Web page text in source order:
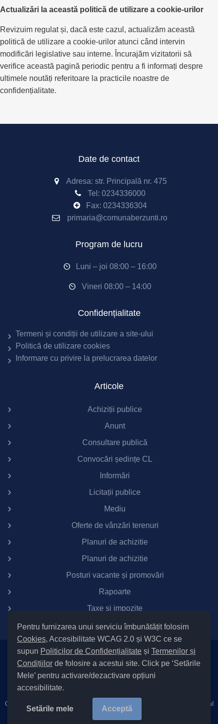
Pentru furnizarea unui serviciu îmbunătățit folosim
Cookies, Accesibilitate WCAG 2.0 și W3C ce se
supun Politicilor de Confidențialitate și Termenilor și
Condițiilor de folosire a acestui site. Click pe ‘Setările
Mele’ pentru activare/dezactivare opțiuni
accesibilitate.
Setările mele Acceptă
Actualizări la această politică de utilizare a cookie-urilor
Revizuim regulat și, dacă este cazul, actualizăm această
politică de utilizare a cookie-urilor atunci când intervin
modificări legislative sau interne. Încurajăm vizitatorii să
verifice această pagină periodic pentru a fi informați despre
ultimele noutăți referitoare la practicile noastre de
confidențialitate.
Date de contact
Adresa: str. Principală nr. 475
Tel: 0234336000
Fax: 0234336304
primaria@comunaberzunti.ro
Program de lucru
Luni – joi 08:00 – 16:00
Vineri 08:00 – 14:00
Confidențialitate
Termeni și condiții de utilizare a site-ului
Politică de utilizare cookies
Informare cu privire la prelucrarea datelor
Articole
Achiziții publice
Anunt
Consultare publică
Convocări ședințe CL
Informări
Licitații publice
Mediu
Oferte de vânzări terenuri
Planuri de achizitie
Planuri de achizitie
Posturi vacante și promovări
Rapoarte
Taxe si impozite
Setări Cookies și Accesibilitate
Informare cu privire la prelucrarea datelor|Politică de utilizare
| Termeni și condiții de utilizare a site-ului
Cod Județ 4 / Județul Bacău / Tipul UAT – 14 – C – Comună / Codul
SIRUTA al Unitații Administrativ-Teritoriale 21418 / Berzunți |